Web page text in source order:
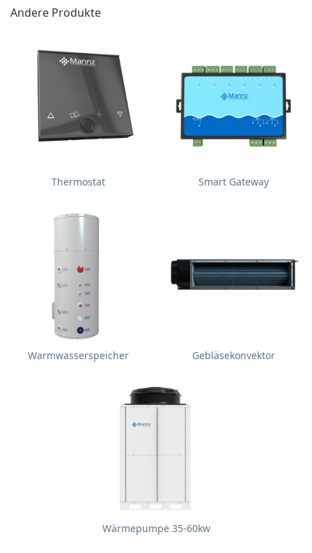
Andere Produkte
Thermostat Smart Gateway
Warmwasserspeicher Gebläsekonvektor
Wärmepumpe 35-60kw